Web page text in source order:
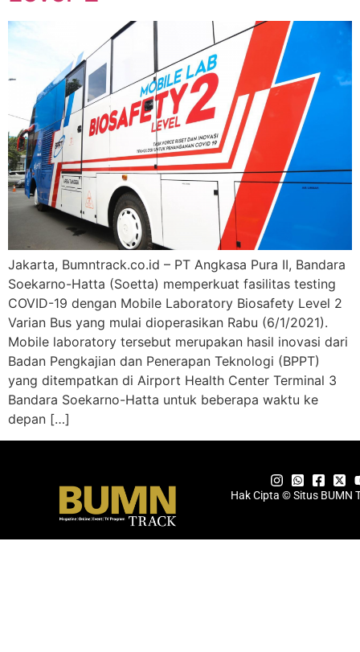
Jakarta, Bumntrack.co.id – PT Angkasa Pura II, Bandara
Soekarno-Hatta (Soetta) memperkuat fasilitas testing
COVID-19 dengan Mobile Laboratory Biosafety Level 2
Varian Bus yang mulai dioperasikan Rabu (6/1/2021).
Mobile laboratory tersebut merupakan hasil inovasi dari
Badan Pengkajian dan Penerapan Teknologi (BPPT)
yang ditempatkan di Airport Health Center Terminal 3
Bandara Soekarno-Hatta untuk beberapa waktu ke
depan […]
Hak Cipta © Situs BUMN